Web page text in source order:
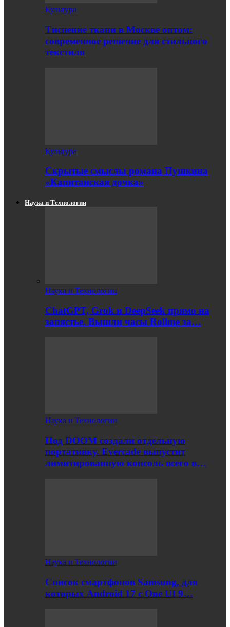
Культура
Тиснение ткани в Москве оптом:
современное решение для стильного
текстиля
Культура
Скрытые смыслы романа Пушкина
«Капитанская дочка»
Наука и Технологии
Наука и Технологии
ChatGPT, Grok и DeepSeek прямо на
запястье. Вышли часы Rollme за…
Наука и Технологии
Под DOOM создали отдельную
портативку. Evercade выпустит
лимитированную консоль всего в…
Наука и Технологии
Список смартфонов Samsung, для
которых Android 17 с One UI 9…